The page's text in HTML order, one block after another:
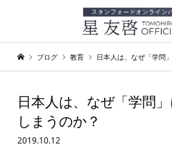
ブログ 教育 日本人は、なぜ「学問
日本人は、なぜ「学問
しまうのか？
2019.10.12